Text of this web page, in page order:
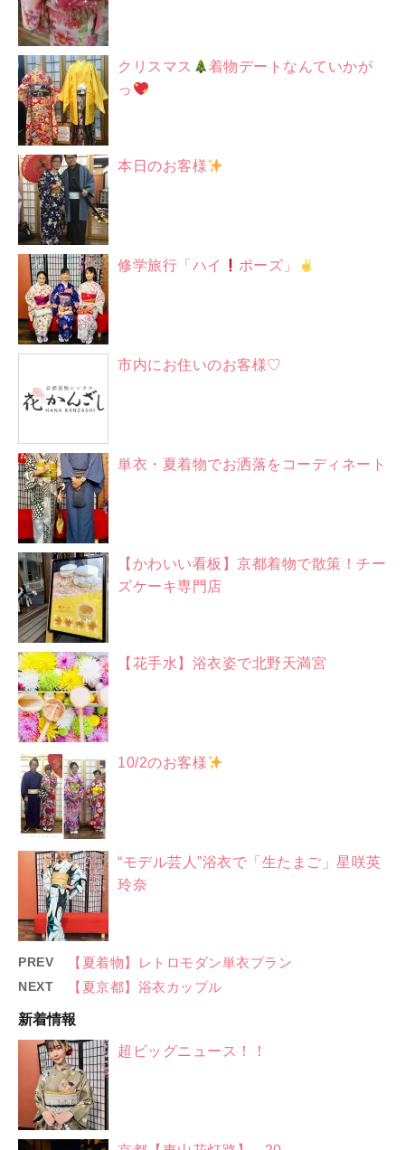
クリスマス
着物デートなんていかが
っ
本日のお客様
修学旅行「ハイ ポーズ」
市内にお住いのお客様♡
単衣・夏着物でお洒落をコーディネート
【かわいい看板】京都着物で散策！チー
ズケーキ専門店
【花手水】浴衣姿で北野天満宮
10/2のお客様
“モデル芸人”浴衣で「生たまご」星咲英
玲奈
PREV 【夏着物】レトロモダン単衣プラン
NEXT 【夏京都】浴衣カップル
新着情報
超ビッグニュース！！